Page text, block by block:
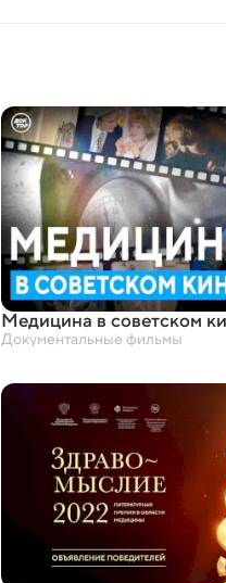
Медицина в советском
Документальные фильмы